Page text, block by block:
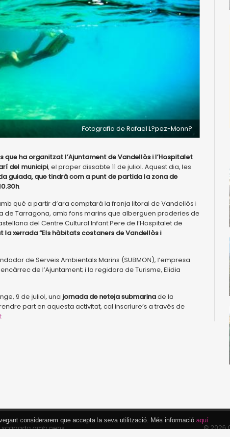
Fotografia de Rafael L?pez-Monn?
ha organitzat l’Ajuntament de Vandellòs i l’Hospitalet
del municipi, el proper dissabte 11 de juliol. Aquest dia, les
guiada, que tindrà com a punt de partida la zona de
.
què a partir d’ara comptarà la franja litoral de Vandellòs i
de Tarragona, amb fons marins que alberguen praderies de
del Centre Cultural Infant Pere de l’Hospitalet de
la xerrada “Els hàbitats costaners de Vandellòs i
de Serveis Ambientals Marins (SUBMON), l’empresa
de l’Ajuntament; i la regidora de Turisme, Elidia
9 de juliol, una jornada de neteja submarinade la
part en aquesta activitat, cal inscriure’s a través de
amb nens © 2026
considerarem que accepta la seva utilització. Més informació aquí